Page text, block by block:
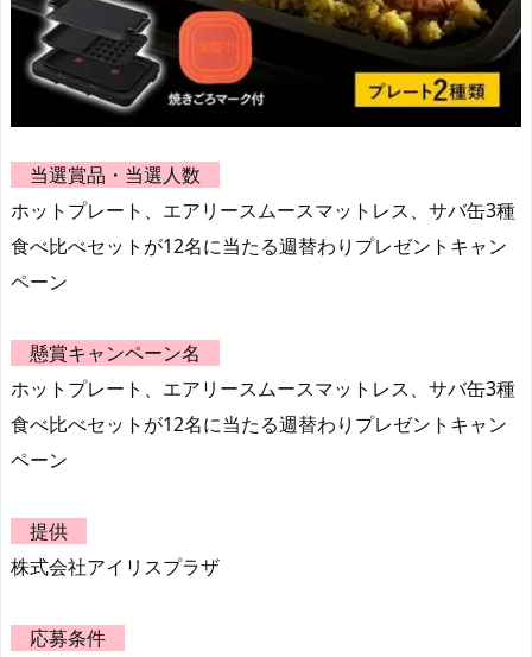
当選賞品・当選人数
ホットプレート、エアリースムースマットレス、サバ缶3種
食べ比べセットが12名に当たる週替わりプレゼントキャン
ペーン
懸賞キャンペーン名
ホットプレート、エアリースムースマットレス、サバ缶3種
食べ比べセットが12名に当たる週替わりプレゼントキャン
ペーン
提供
株式会社アイリスプラザ
応募条件